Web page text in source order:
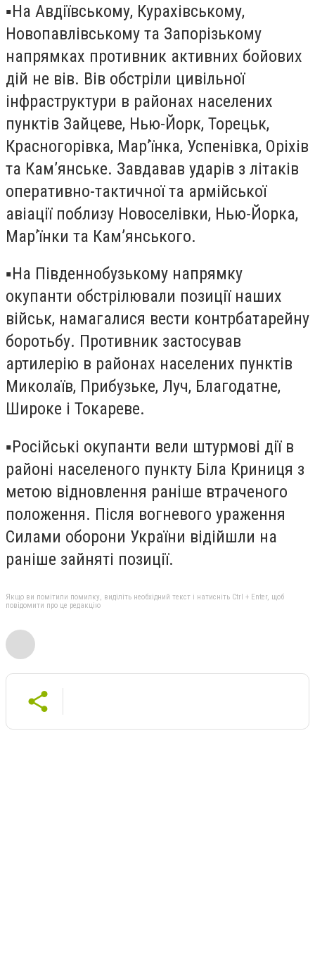
▪️На Авдіївському, Курахівському,
Новопавлівському та Запорізькому
напрямках противник активних бойових
дій не вів. Вів обстріли цивільної
інфраструктури в районах населених
пунктів Зайцеве, Нью-Йорк, Торецьк,
Красногорівка, Мар’їнка, Успенівка, Оріхів
та Кам’янське. Завдавав ударів з літаків
оперативно-тактичної та армійської
авіації поблизу Новоселівки, Нью-Йорка,
Мар’їнки та Кам’янського.
▪️На Південнобузькому напрямку
окупанти обстрілювали позиції наших
військ, намагалися вести контрбатарейну
боротьбу. Противник застосував
артилерію в районах населених пунктів
Миколаїв, Прибузьке, Луч, Благодатне,
Широке і Токареве.
▪️Російські окупанти вели штурмові дії в
районі населеного пункту Біла Криниця з
метою відновлення раніше втраченого
положення. Після вогневого ураження
Силами оборони України відійшли на
раніше зайняті позиції.
Якщо ви помітили помилку, виділіть необхідний текст і натисніть Ctrl + Enter, щоб
повідомити про це редакцію